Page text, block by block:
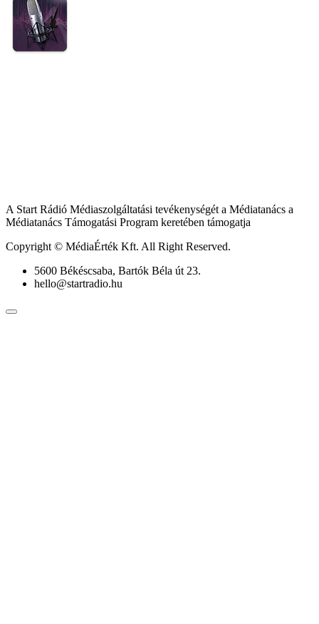
A Start Rádió Médiaszolgáltatási tevékenységét a Médiatanács a
Médiatanács Támogatási Program keretében támogatja
Copyright © MédiaÉrték Kft. All Right Reserved.
5600 Békéscsaba, Bartók Béla út 23.
hello@startradio.hu